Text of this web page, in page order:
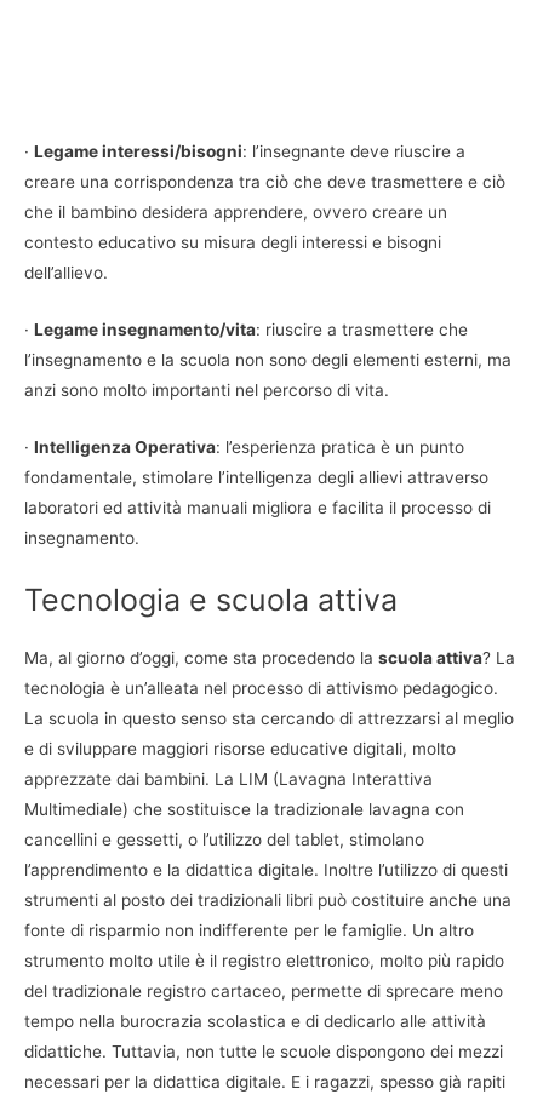
· Legame interessi/bisogni: l’insegnante deve riuscire a
creare una corrispondenza tra ciò che deve trasmettere e ciò
che il bambino desidera apprendere, ovvero creare un
contesto educativo su misura degli interessi e bisogni
dell’allievo.
· Legame insegnamento/vita: riuscire a trasmettere che
l’insegnamento e la scuola non sono degli elementi esterni, ma
anzi sono molto importanti nel percorso di vita.
· Intelligenza Operativa: l’esperienza pratica è un punto
fondamentale, stimolare l’intelligenza degli allievi attraverso
laboratori ed attività manuali migliora e facilita il processo di
insegnamento.
Tecnologia e scuola attiva
Ma, al giorno d’oggi, come sta procedendo la scuola attiva? La
tecnologia è un’alleata nel processo di attivismo pedagogico.
La scuola in questo senso sta cercando di attrezzarsi al meglio
e di sviluppare maggiori risorse educative digitali, molto
apprezzate dai bambini. La LIM (Lavagna Interattiva
Multimediale) che sostituisce la tradizionale lavagna con
cancellini e gessetti, o l’utilizzo del tablet, stimolano
l’apprendimento e la didattica digitale. Inoltre l’utilizzo di questi
strumenti al posto dei tradizionali libri può costituire anche una
fonte di risparmio non indifferente per le famiglie. Un altro
strumento molto utile è il registro elettronico, molto più rapido
del tradizionale registro cartaceo, permette di sprecare meno
tempo nella burocrazia scolastica e di dedicarlo alle attività
didattiche. Tuttavia, non tutte le scuole dispongono dei mezzi
necessari per la didattica digitale. E i ragazzi, spesso già rapiti